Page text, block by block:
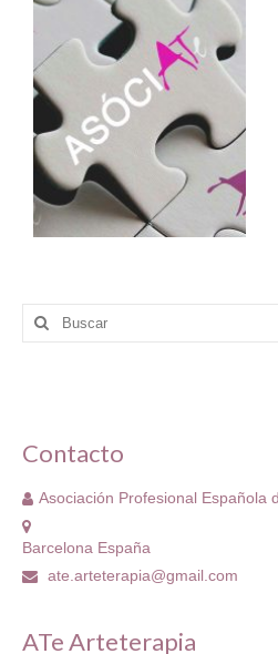
FEAPA Certificadas
Asóciate!
Grupos de Trabajo
Grupo de Formación
Grupo Educación
Grupo Investigación
Grupo Arte
Grupos Territoriales
Grupo Territorial
Buscar
por:
Contacto
Asociación Profesional Española
Barcelona España
ate.arteterapia@gmail.com
ATe Arteterapia